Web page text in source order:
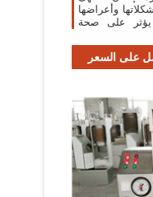
وأعراضها
يؤثر على صحة
على السعر